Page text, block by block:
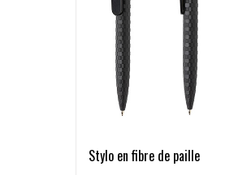
Stylo en fibre de paille